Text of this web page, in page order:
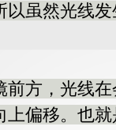
虽然光线
前方，光线
偏移。也